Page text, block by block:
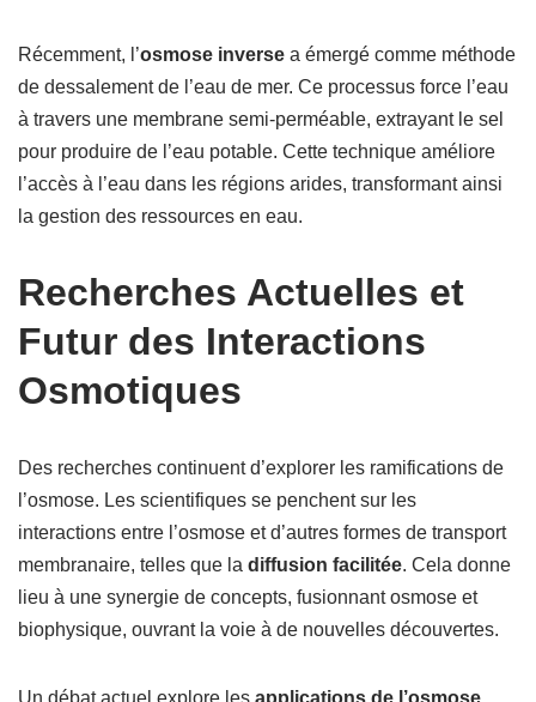
Récemment, l’osmose inverse a émergé comme méthode
de dessalement de l’eau de mer. Ce processus force l’eau
à travers une membrane semi-perméable, extrayant le sel
pour produire de l’eau potable. Cette technique améliore
l’accès à l’eau dans les régions arides, transformant ainsi
la gestion des ressources en eau.
Recherches Actuelles et
Futur des Interactions
Osmotiques
Des recherches continuent d’explorer les ramifications de
l’osmose. Les scientifiques se penchent sur les
interactions entre l’osmose et d’autres formes de transport
membranaire, telles que la diffusion facilitée. Cela donne
lieu à une synergie de concepts, fusionnant osmose et
biophysique, ouvrant la voie à de nouvelles découvertes.
Un débat actuel explore les applications de l’osmose